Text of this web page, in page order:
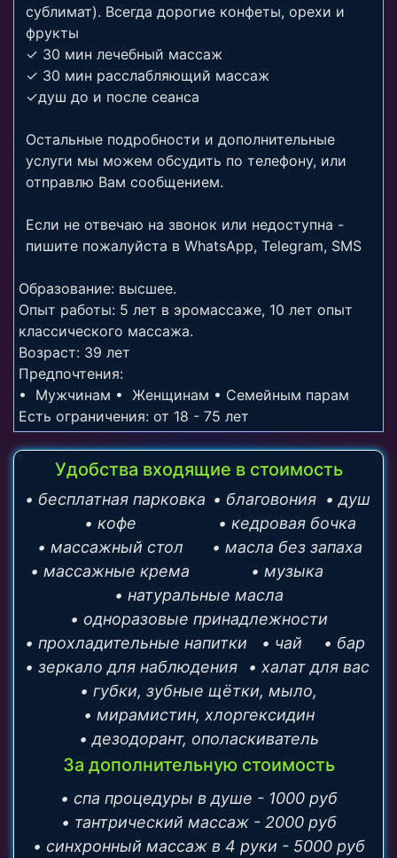
сублимат). Всегда дорогие конфеты, орехи и
фрукты
✓ 30 мин лечебный массаж
✓ 30 мин расслабляющий массаж
✓душ до и после сеанса
Остальные подробности и дополнительные
услуги мы можем обсудить по телефону, или
отправлю Вам сообщением.
Если не отвечаю на звонок или недоступна -
пишите пожалуйста в WhatsApp, Telegram, SMS
Образование: высшее.
Опыт работы: 5 лет в эромассаже, 10 лет опыт
классического массажа.
Возраст: 39 лет
Предпочтения:
• Мужчинам • Женщинам • Семейным парам
Есть ограничения: от 18 - 75 лет
Удобства входящие в стоимость
• бесплатная парковка • благовония • душ
• кофе
• кедровая бочка
• массажный стол
• масла без запаха
• массажные крема
• музыка
• натуральные масла
• одноразовые принадлежности
• прохладительные напитки
• чай
• бар
• зеркало для наблюдения
• халат для вас
• губки, зубные щётки, мыло,
• мирамистин, хлоргексидин
• дезодорант, ополаскиватель
За дополнительную стоимость
• спа процедуры в душе - 1000 руб
• тантрический массаж - 2000 руб
• синхронный массаж в 4 руки - 5000 руб